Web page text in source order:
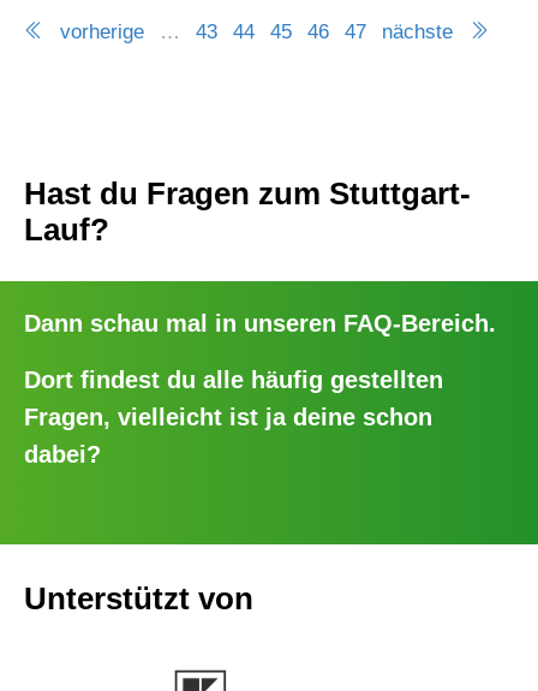
vorherige … 43 44 45 46 47 nächste
Hast du Fragen zum Stuttgart-
Lauf?
Dann schau mal in unseren FAQ-Bereich.
Dort findest du alle häufig gestellten
Fragen, vielleicht ist ja deine schon
dabei?
Unterstützt von